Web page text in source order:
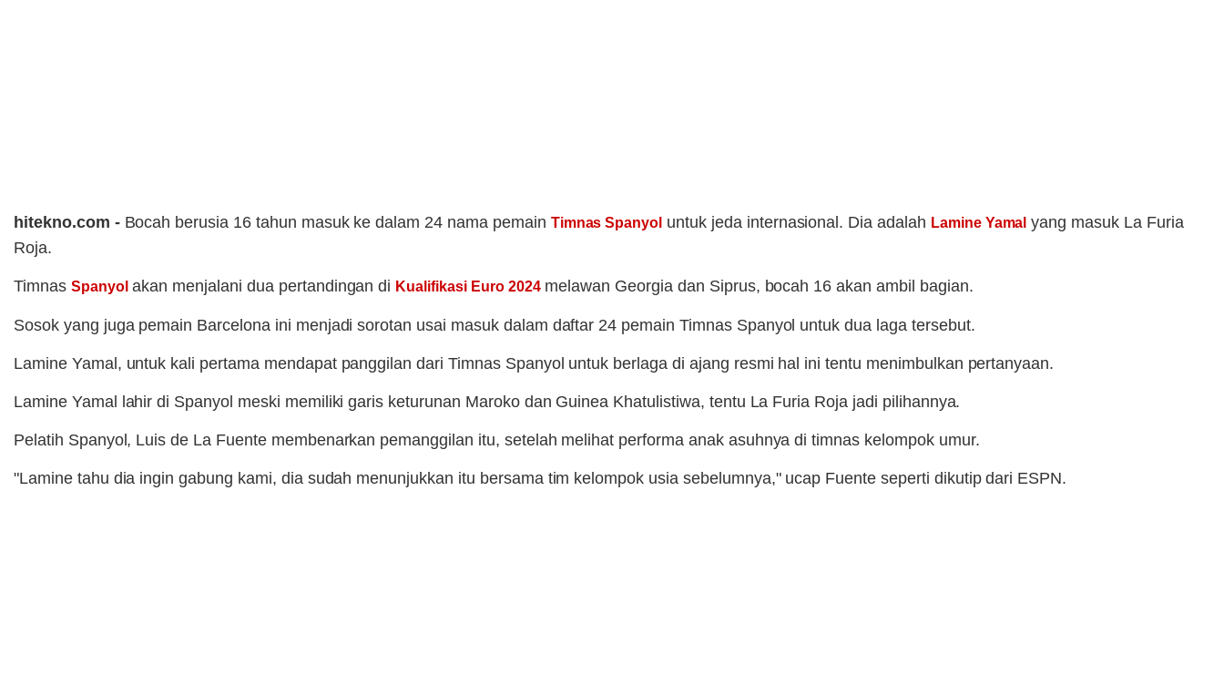
hitekno.com - Bocah berusia 16 tahun masuk ke dalam 24 nama pemain Timnas Spanyol untuk jeda internasional. Dia adalah Lamine Yamal yang masuk La Furia
Roja.
Timnas Spanyol akan menjalani dua pertandingan di Kualifikasi Euro 2024melawan Georgia dan Siprus, bocah 16 akan ambil bagian.
Sosok yang juga pemain Barcelona ini menjadi sorotan usai masuk dalam daftar 24 pemain Timnas Spanyol untuk dua laga tersebut.
Lamine Yamal, untuk kali pertama mendapat panggilan dari Timnas Spanyol untuk berlaga di ajang resmi hal ini tentu menimbulkan pertanyaan.
Lamine Yamal lahir di Spanyol meski memiliki garis keturunan Maroko dan Guinea Khatulistiwa, tentu La Furia Roja jadi pilihannya.
Pelatih Spanyol, Luis de La Fuente membenarkan pemanggilan itu, setelah melihat performa anak asuhnya di timnas kelompok umur.
"Lamine tahu dia ingin gabung kami, dia sudah menunjukkan itu bersama tim kelompok usia sebelumnya," ucap Fuente seperti dikutip dari ESPN.